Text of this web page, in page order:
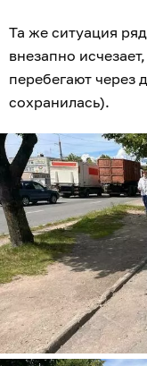
Та же ситуация
внезапно
перебегают через
сохранилась).